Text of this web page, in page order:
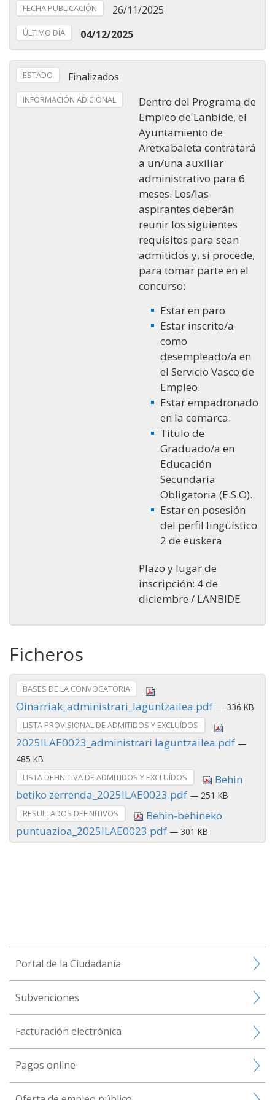
FECHA PUBLICACIÓN 26/11/2025
ÚLTIMO DÍA 04/12/2025
ESTADO Finalizados
INFORMACIÓN ADICIONAL
Dentro del Programa de
Empleo de Lanbide, el
Ayuntamiento de
Aretxabaleta contratará
a un/una auxiliar
administrativo para 6
meses. Los/las
aspirantes deberán
reunir los siguientes
requisitos para sean
admitidos y, si procede,
para tomar parte en el
concurso:
Estar en paro
Estar inscrito/a
como
desempleado/a en
el Servicio Vasco de
Empleo.
Estar empadronado
en la comarca.
Título de
Graduado/a en
Educación
Secundaria
Obligatoria (E.S.O).
Estar en posesión
del perfil lingüístico
2 de euskera
Plazo y lugar de
inscripción: 4 de
diciembre / LANBIDE
Ficheros
BASES DE LA CONVOCATORIA
Oinarriak_administrari_laguntzailea.pdf — 336 KB
LISTA PROVISIONAL DE ADMITIDOS Y EXCLUÍDOS
2025ILAE0023_administrari laguntzailea.pdf —
485 KB
LISTA DEFINITIVA DE ADMITIDOS Y EXCLUÍDOS
Behin
betiko zerrenda_2025ILAE0023.pdf — 251 KB
RESULTADOS DEFINITIVOS
Behin-behineko
puntuazioa_2025ILAE0023.pdf — 301 KB
Portal de la Ciudadanía
Subvenciones
Facturación electrónica
Pagos online